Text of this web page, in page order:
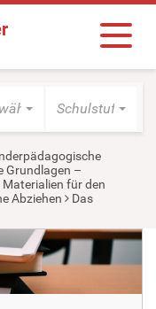
Schulstufe
Grundlagen –
Materialien für den
Abziehen
Das